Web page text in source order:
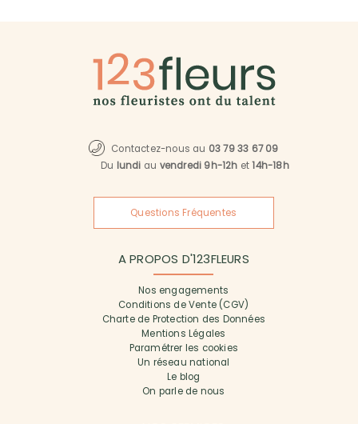
Contactez-nous au 03 79 33 67 09
Du lundi au vendredi 9h-12h et14h-18h
Questions Fréquentes
A PROPOS D'123FLEURS
Nos engagements
Conditions de Vente (CGV)
Charte de Protection des Données
Mentions Légales
Paramétrer les cookies
Un réseau national
Le blog
On parle de nous